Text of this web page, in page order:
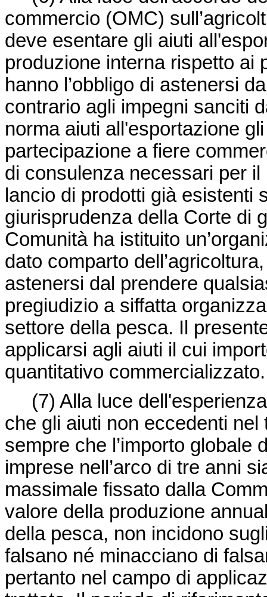
commercio (OMC)
deve esentare gli aiuti
produzione interna rispetto ai
hanno l’obbligo di astenersi
contrario agli impegni sanciti
norma aiuti all'esportazione
partecipazione a fiere
di consulenza necessari per
lancio di prodotti già esistenti
giurisprudenza della Corte di
Comunità ha istituito
dato comparto
astenersi dal prendere
pregiudizio a siffatta
settore della pesca. Il
applicarsi agli aiuti il cui
quantitativo commercializzato.
(7) Alla luce
che gli aiuti non eccedenti
sempre che l’importo globale
imprese nell’arco di tre anni
massimale fissato dalla
valore della produzione
della pesca, non incidono
falsano né minacciano di
pertanto nel campo di